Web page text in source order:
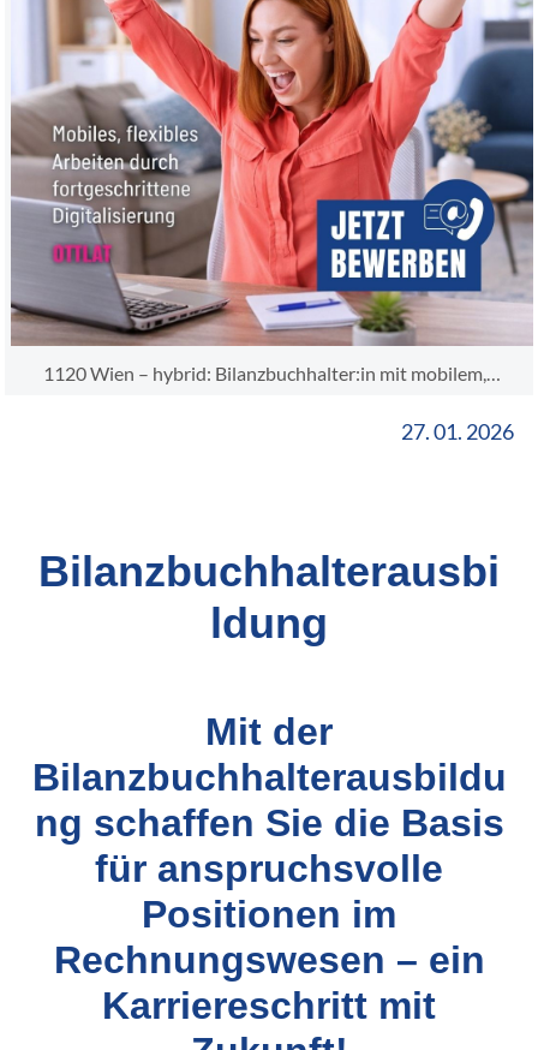
1120 Wien – hybrid: Bilanzbuchhalter:in mit mobilem,…
27. 01. 2026
Bilanzbuchhalterausbi
ldung
Mit der
Bilanzbuchhalterausbildu
ng schaffen Sie die Basis
für anspruchsvolle
Positionen im
Rechnungswesen – ein
Karriereschritt mit